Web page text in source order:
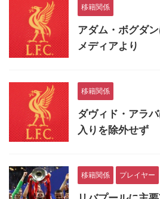
移籍関係
アダム・ボグダ
メディアより
移籍関係
ダヴィド・アラ
入りを除外せず
移籍関係 プレイヤー